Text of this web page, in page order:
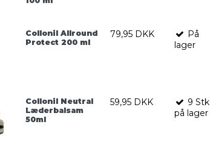
Collonil Allround
Protect 200 ml
79,95 DKK
På
lager
Collonil Neutral
Læderbalsam
50ml
59,95 DKK 9 Stk
på lager